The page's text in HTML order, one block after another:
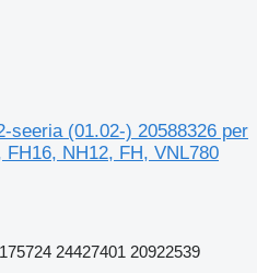
seeria (01.02-) 20588326 per
NH12, FH, VNL780
24427401 20922539